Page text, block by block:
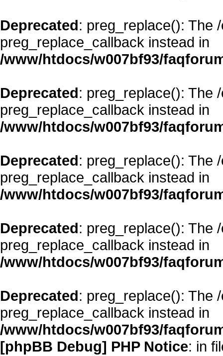
Deprecated: preg_replace(): The
preg_replace_callback instead in
/www/htdocs/w007bf93/
Deprecated: preg_replace(): The
preg_replace_callback instead in
/www/htdocs/w007bf93/
Deprecated: preg_replace(): The
preg_replace_callback instead in
/www/htdocs/w007bf93/
Deprecated: preg_replace(): The
preg_replace_callback instead in
/www/htdocs/w007bf93/
Deprecated: preg_replace(): The
preg_replace_callback instead in
/www/htdocs/w007bf93/
[phpBB Debug] PHP Notice: in